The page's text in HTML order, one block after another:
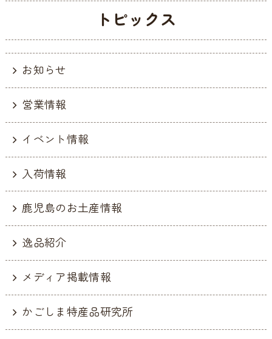
トピックス
お知らせ
営業情報
イベント情報
入荷情報
鹿児島のお土産情報
逸品紹介
メディア掲載情報
かごしま特産品研究所